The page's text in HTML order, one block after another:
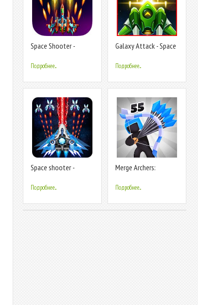
Space Shooter -
Подробнее...
Galaxy Attack - Space
Подробнее...
Space shooter -
shooter
Подробнее...
Merge Archers:
Подробнее...